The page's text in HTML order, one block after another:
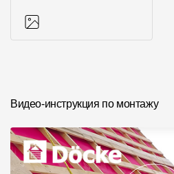
Видео-инструкция по монтажу